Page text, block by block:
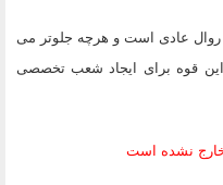
روال عادی است و هرچه جلوتر می
قوه برای ایجاد شعب تخصصی
نشده است